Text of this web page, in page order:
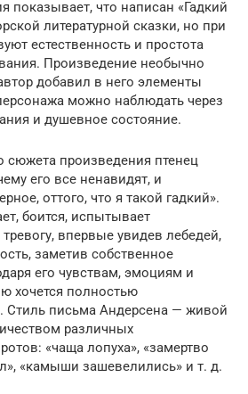
показывает, что написан «Гадкий
литературной сказки, но при
естественность и простота
Произведение необычно
добавил в него элементы
можно наблюдать через
и душевное состояние.
сюжета произведения птенец
его все ненавидят, и
оттого, что я такой гадкий».
боится, испытывает
впервые увидев лебедей,
заметив собственное
его чувствам, эмоциям и
хочется полностью
Стиль письма Андерсена — живой
различных
«чаща лопуха», «замертво
«камыши зашевелились» и т. д.